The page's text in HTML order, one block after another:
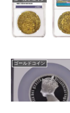
ゴールドコイン